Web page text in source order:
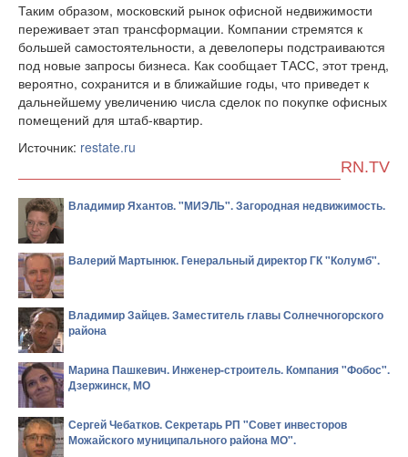
Таким образом, московский рынок офисной недвижимости
переживает этап трансформации. Компании стремятся к
большей самостоятельности, а девелоперы подстраиваются
под новые запросы бизнеса. Как сообщает ТАСС, этот тренд,
вероятно, сохранится и в ближайшие годы, что приведет к
дальнейшему увеличению числа сделок по покупке офисных
помещений для штаб-квартир.
Источник: restate.ru
RN.TV
Владимир Яхантов. "МИЭЛЬ". Загородная недвижимость.
Валерий Мартынюк. Генеральный директор ГК "Колумб".
Владимир Зайцев. Заместитель главы Солнечногорского
района
Марина Пашкевич. Инженер-строитель. Компания "Фобос".
Дзержинск, МО
Сергей Чебатков. Секретарь РП "Совет инвесторов
Можайского муниципального района МО".